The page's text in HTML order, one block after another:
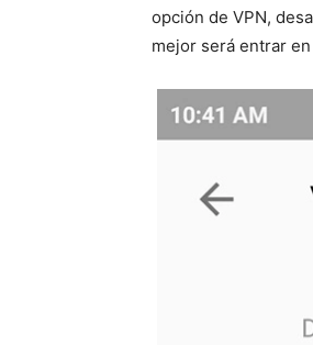
opción de VPN,
mejor será entrar